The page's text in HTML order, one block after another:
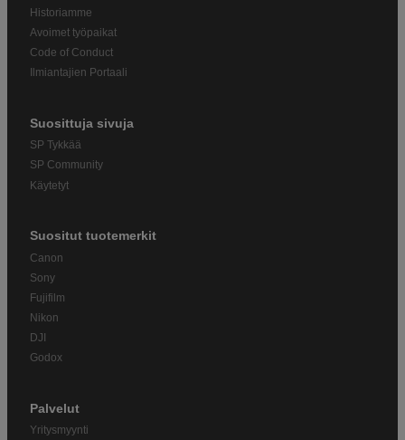
Historiamme
Avoimet työpaikat
Code of Conduct
Ilmiantajien Portaali
Suosittuja sivuja
SP Tykkää
SP Community
Käytetyt
Suositut tuotemerkit
Canon
Sony
Fujifilm
Nikon
DJI
Godox
Palvelut
Yritysmyynti